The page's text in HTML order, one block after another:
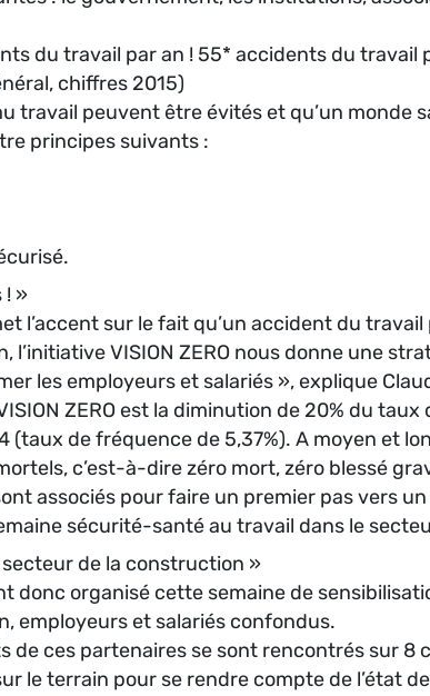
du travail par an ! 55* accidents du travail
chiffres 2015)
travail peuvent être évités et qu’un monde
principes suivants :
! »
l’accent sur le fait qu’un accident du
l’initiative VISION ZERO nous donne une
les employeurs et salariés », explique
ZERO est la diminution de 20% du
de fréquence de 5,37%). A moyen et
c’est-à-dire zéro mort, zéro blessé
sont associés pour faire un premier pas vers
sécurité-santé au travail dans le
de la construction »
ont donc organisé cette semaine de
employeurs et salariés confondus.
de ces partenaires se sont rencontrés sur 8
le terrain pour se rendre compte de l’état